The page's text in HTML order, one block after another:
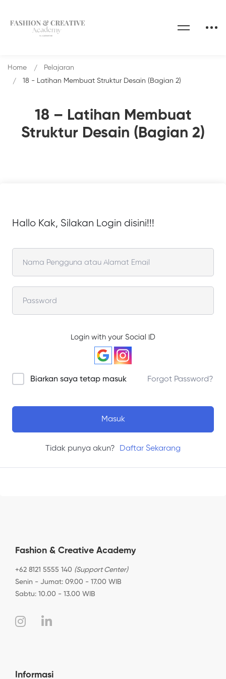
18 – Latihan Membuat
Struktur Desain (Bagian 2)
Home
Pelajaran
18 - Latihan Membuat Struktur Desain (Bagian 2)
Hallo Kak, Silakan Login disini!!!
Login with your Social ID
Biarkan saya tetap masuk Forgot Password?
Masuk
Tidak punya akun? Daftar Sekarang
Fashion & Creative Academy
+62 8121 5555 140 (Support Center)
Senin - Jumat: 09.00 - 17.00 WIB
Sabtu: 10.00 - 13.00 WIB
Informasi